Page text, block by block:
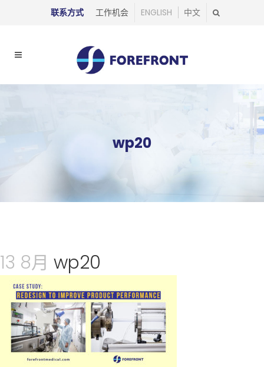
联系方式 工作机会 ENGLISH 中文
wp20
13 8月 wp20